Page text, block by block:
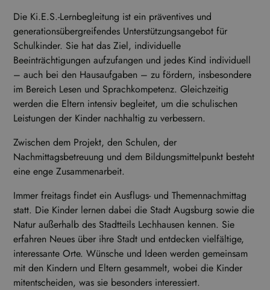
Die Ki.E.S.-Lernbegleitung ist ein präventives und
generationsübergreifendes Unterstützungsangebot für
Schulkinder. Sie hat das Ziel, individuelle
Beeinträchtigungen aufzufangen und jedes Kind individuell
– auch bei den Hausaufgaben – zu fördern, insbesondere
im Bereich Lesen und Sprachkompetenz. Gleichzeitig
werden die Eltern intensiv begleitet, um die schulischen
Leistungen der Kinder nachhaltig zu verbessern.
Zwischen dem Projekt, den Schulen, der
Nachmittagsbetreuung und dem Bildungsmittelpunkt besteht
eine enge Zusammenarbeit.
Immer freitags findet ein Ausflugs- und Themennachmittag
statt. Die Kinder lernen dabei die Stadt Augsburg sowie die
Natur außerhalb des Stadtteils Lechhausen kennen. Sie
erfahren Neues über ihre Stadt und entdecken vielfältige,
interessante Orte. Wünsche und Ideen werden gemeinsam
mit den Kindern und Eltern gesammelt, wobei die Kinder
mitentscheiden, was sie besonders interessiert.